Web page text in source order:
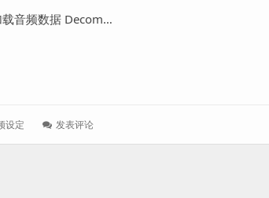
音频数据 Decom…
设定 发表评论: 【Unity】